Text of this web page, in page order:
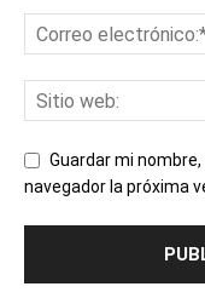
Guardar mi
navegador la próxima